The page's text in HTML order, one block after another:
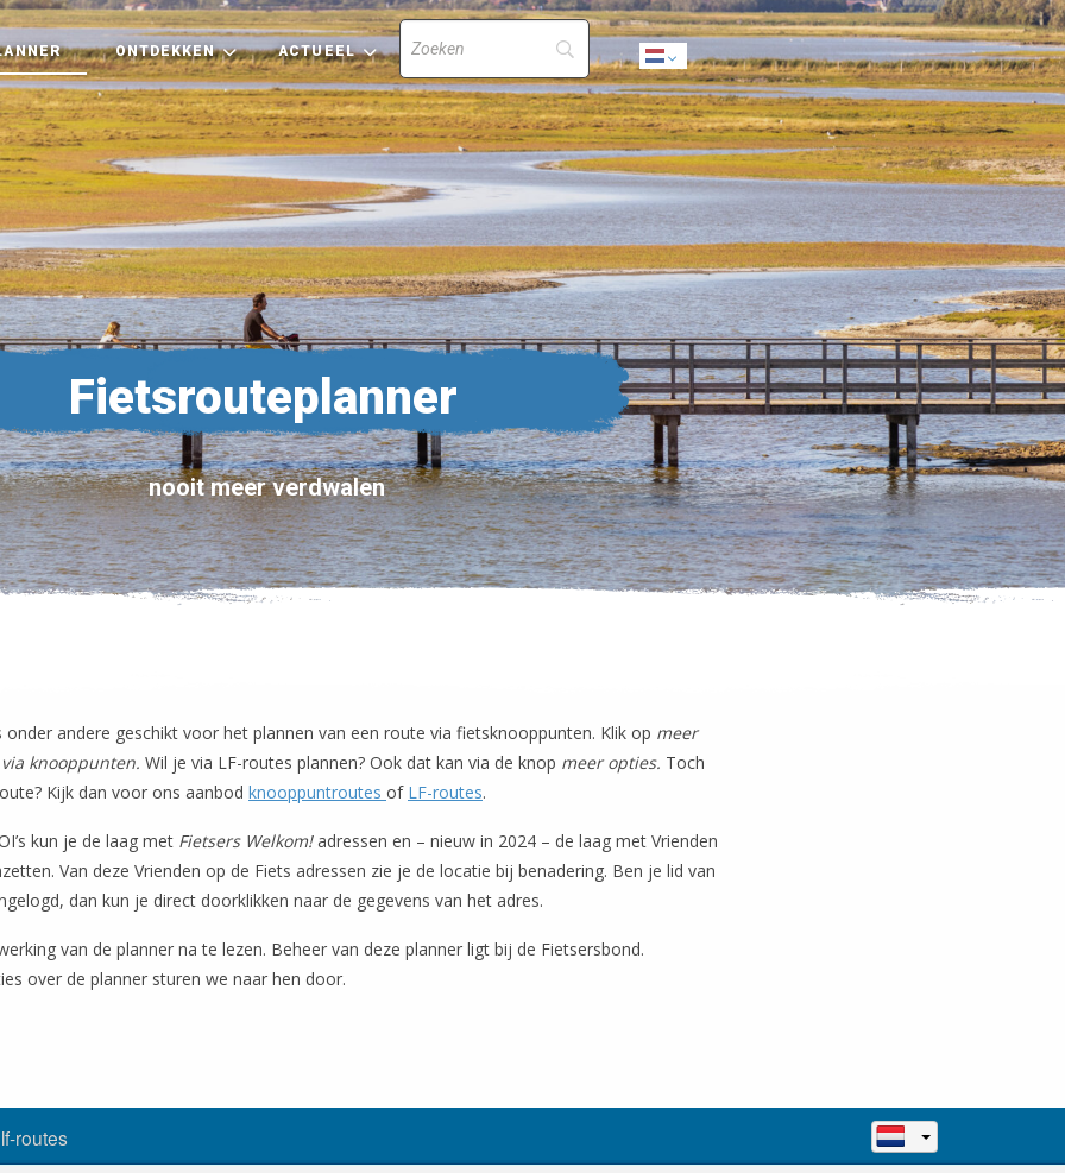
ONTDEKKEN ACTUEEL
Dutch
Fietsrouteplanner
nooit meer verdwalen
andere geschikt voor het plannen van een route via fietsknooppunten. Klik op meer
knooppunten. Wil je via LF-routes plannen? Ook dat kan via de knop meer opties. Toch
Kijk dan voor ons aanbod knooppuntroutes of LF-routes.
kun je de laag met Fietsers Welkom!adressen en – nieuw in 2024 – de laag met Vrienden
Van deze Vrienden op de Fiets adressen zie je de locatie bij benadering. Ben je lid van
dan kun je direct doorklikken naar de gegevens van het adres.
van de planner na te lezen. Beheer van deze planner ligt bij de Fietsersbond.
over de planner sturen we naar hen door.